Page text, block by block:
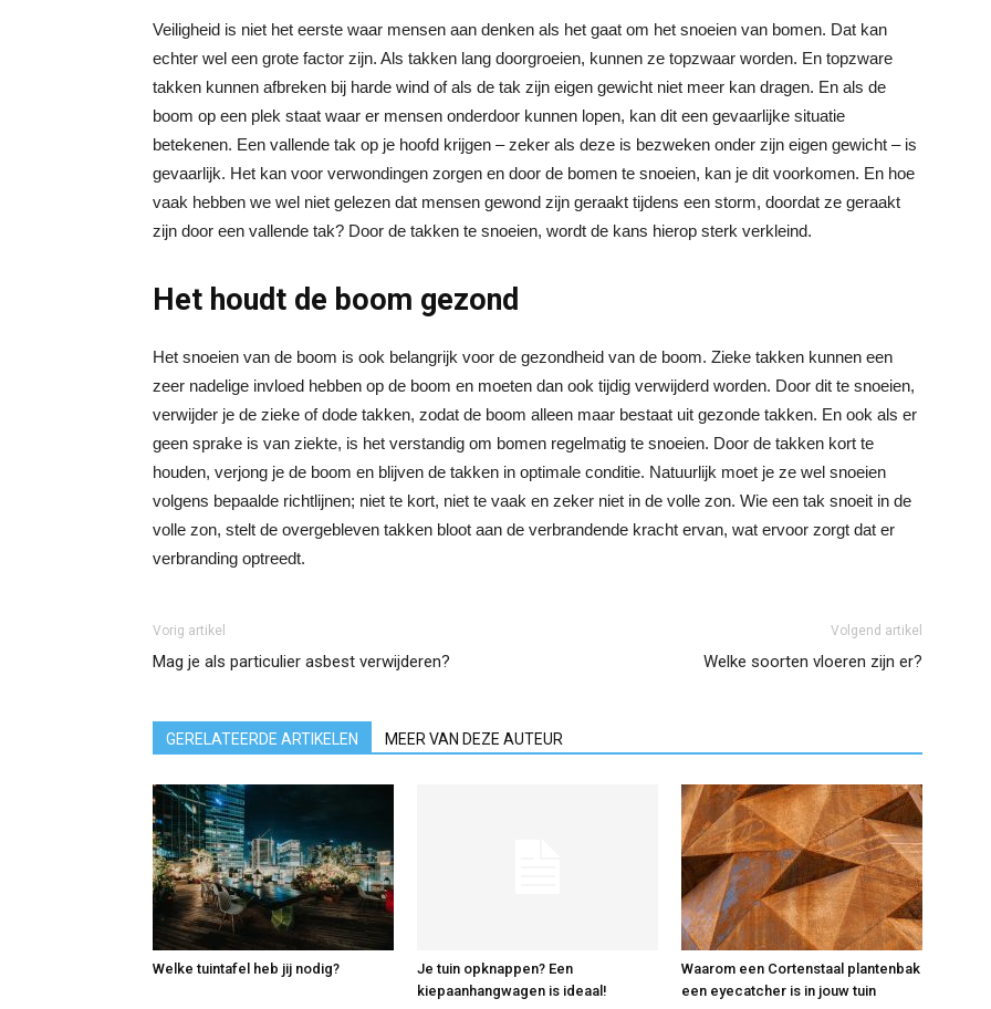
Veiligheid is niet het eerste waar mensen aan denken als het gaat om het snoeien van bomen. Dat kan
echter wel een grote factor zijn. Als takken lang doorgroeien, kunnen ze topzwaar worden. En topzware
takken kunnen afbreken bij harde wind of als de tak zijn eigen gewicht niet meer kan dragen. En als de
boom op een plek staat waar er mensen onderdoor kunnen lopen, kan dit een gevaarlijke situatie
betekenen. Een vallende tak op je hoofd krijgen – zeker als deze is bezweken onder zijn eigen gewicht – is
gevaarlijk. Het kan voor verwondingen zorgen en door de bomen te snoeien, kan je dit voorkomen. En hoe
vaak hebben we wel niet gelezen dat mensen gewond zijn geraakt tijdens een storm, doordat ze geraakt
zijn door een vallende tak? Door de takken te snoeien, wordt de kans hierop sterk verkleind.
Het houdt de boom gezond
Het snoeien van de boom is ook belangrijk voor de gezondheid van de boom. Zieke takken kunnen een
zeer nadelige invloed hebben op de boom en moeten dan ook tijdig verwijderd worden. Door dit te snoeien,
verwijder je de zieke of dode takken, zodat de boom alleen maar bestaat uit gezonde takken. En ook als er
geen sprake is van ziekte, is het verstandig om bomen regelmatig te snoeien. Door de takken kort te
houden, verjong je de boom en blijven de takken in optimale conditie. Natuurlijk moet je ze wel snoeien
volgens bepaalde richtlijnen; niet te kort, niet te vaak en zeker niet in de volle zon. Wie een tak snoeit in de
volle zon, stelt de overgebleven takken bloot aan de verbrandende kracht ervan, wat ervoor zorgt dat er
verbranding optreedt.
Vorig artikel
Mag je als particulier asbest verwijderen?
Volgend artikel
Welke soorten vloeren zijn er?
GERELATEERDE ARTIKELEN MEER VAN DEZE AUTEUR
Welke tuintafel heb jij nodig?
Je tuin opknappen? Een
kiepaanhangwagen is ideaal!
Waarom een Cortenstaal plantenbak
een eyecatcher is in jouw tuin